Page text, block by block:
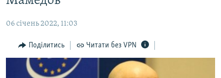
Перейти
пошукуІНТЕРВ'Ю
ВСЕ ЗА ДЕНЬ
06 січень 2022, 11:03
Поділитись Читати без VPN